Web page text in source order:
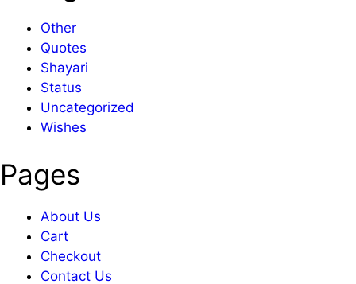
Other
Quotes
Shayari
Status
Uncategorized
Wishes
Pages
About Us
Cart
Checkout
Contact Us